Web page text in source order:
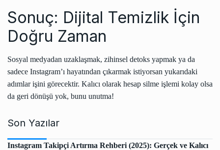
Sonuç: Dijital Temizlik İçin
Doğru Zaman
Sosyal medyadan uzaklaşmak, zihinsel detoks yapmak ya da
sadece Instagram’ı hayatından çıkarmak istiyorsan yukarıdaki
adımlar işini görecektir. Kalıcı olarak hesap silme işlemi kolay olsa
da geri dönüşü yok, bunu unutma!
Son Yazılar
Instagram Takipçi Artırma Rehberi (2025): Gerçek ve Kalıcı